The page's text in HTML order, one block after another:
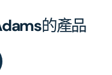
的產品